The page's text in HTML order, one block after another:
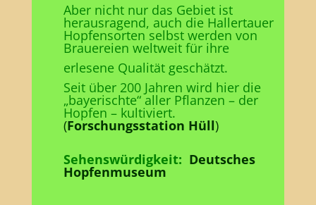
Aber nicht nur das Gebiet ist
herausragend, auch die Hallertauer
Hopfensorten selbst werden von
Brauereien weltweit für ihre
erlesene Qualität geschätzt.
Seit über 200 Jahren wird hier die
„bayerischte“ aller Pflanzen – der
Hopfen – kultiviert.
(Forschungsstation Hüll)
Sehenswürdigkeit: Deutsches
Hopfenmuseum